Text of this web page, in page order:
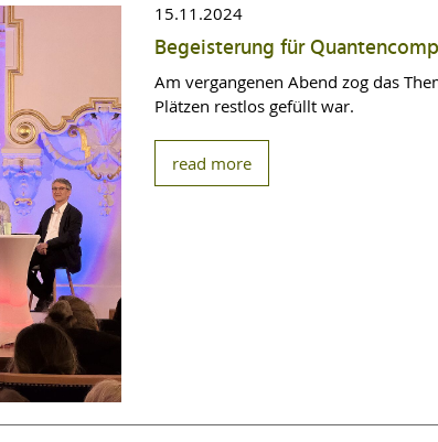
15.11.2024
Begeisterung für
Am vergangenen Abend zog das
Plätzen restlos gefüllt war.
read more